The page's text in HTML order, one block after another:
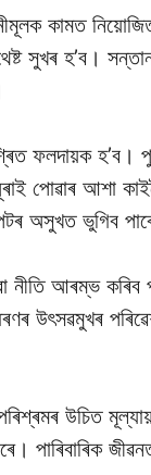
কামত নিয়োজিত
সুখৰ হ’ব।
ফলদায়ক হ’ব।
পোৱাৰ আশা
অসুখত ভুগিব
আৰম্ভ কৰিব
উৎসৱমুখৰ
উচিত
পাৰিবাৰিক